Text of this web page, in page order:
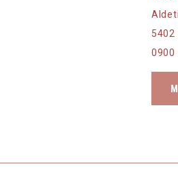
5402
0900